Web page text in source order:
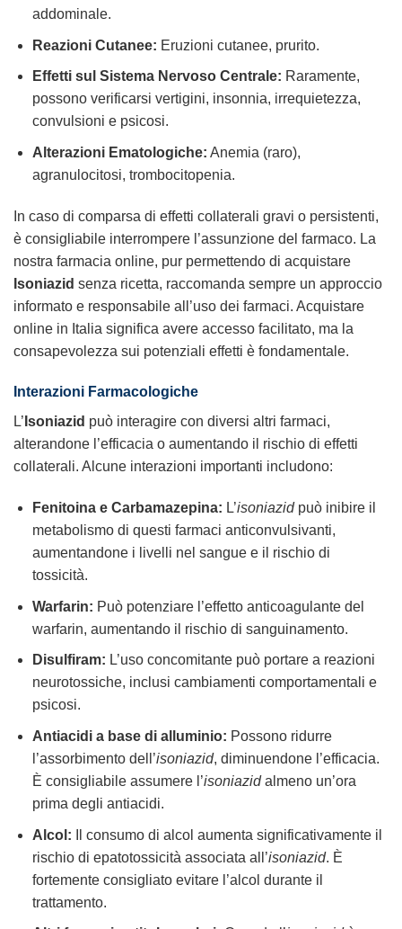
addominale.
Reazioni Cutanee: Eruzioni cutanee, prurito.
Effetti sul Sistema Nervoso Centrale: Raramente,
possono verificarsi vertigini, insonnia, irrequietezza,
convulsioni e psicosi.
Alterazioni Ematologiche: Anemia (raro),
agranulocitosi, trombocitopenia.
In caso di comparsa di effetti collaterali gravi o persistenti,
è consigliabile interrompere l’assunzione del farmaco. La
nostra farmacia online, pur permettendo di acquistare
Isoniazid senza ricetta, raccomanda sempre un approccio
informato e responsabile all’uso dei farmaci. Acquistare
online in Italia significa avere accesso facilitato, ma la
consapevolezza sui potenziali effetti è fondamentale.
Interazioni Farmacologiche
L’ Isoniazid può interagire con diversi altri farmaci,
alterandone l’efficacia o aumentando il rischio di effetti
collaterali. Alcune interazioni importanti includono:
Fenitoina e Carbamazepina: L’isoniazidpuò inibire il
metabolismo di questi farmaci anticonvulsivanti,
aumentandone i livelli nel sangue e il rischio di
tossicità.
Warfarin: Può potenziare l’effetto anticoagulante del
warfarin, aumentando il rischio di sanguinamento.
Disulfiram: L’uso concomitante può portare a reazioni
neurotossiche, inclusi cambiamenti comportamentali e
psicosi.
Antiacidi a base di alluminio: Possono ridurre
l’assorbimento dell’isoniazid, diminuendone l’efficacia.
È consigliabile assumere l’isoniazidalmeno un’ora
prima degli antiacidi.
Alcol: Il consumo di alcol aumenta significativamente il
rischio di epatotossicità associata all’isoniazid. È
fortemente consigliato evitare l’alcol durante il
trattamento.